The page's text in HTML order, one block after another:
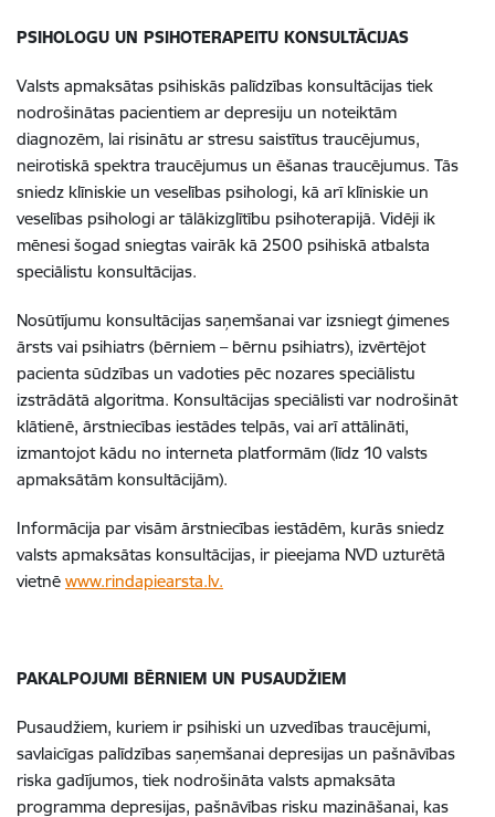
PSIHOLOGU UN PSIHOTERAPEITU KONSULTĀCIJAS
Valsts apmaksātas psihiskās palīdzības konsultācijas tiek
nodrošinātas pacientiem ar depresiju un noteiktām
diagnozēm, lai risinātu ar stresu saistītus traucējumus,
neirotiskā spektra traucējumus un ēšanas traucējumus. Tās
sniedz klīniskie un veselības psihologi, kā arī klīniskie un
veselības psihologi ar tālākizglītību psihoterapijā. Vidēji ik
mēnesi šogad sniegtas vairāk kā 2500 psihiskā atbalsta
speciālistu konsultācijas.
Nosūtījumu konsultācijas saņemšanai var izsniegt ģimenes
ārsts vai psihiatrs (bērniem – bērnu psihiatrs), izvērtējot
pacienta sūdzības un vadoties pēc nozares speciālistu
izstrādātā algoritma. Konsultācijas speciālisti var nodrošināt
klātienē, ārstniecības iestādes telpās, vai arī attālināti,
izmantojot kādu no interneta platformām (līdz 10 valsts
apmaksātām konsultācijām).
Informācija par visām ārstniecības iestādēm, kurās sniedz
valsts apmaksātas konsultācijas, ir pieejama NVD uzturētā
vietnē www.rindapiearsta.lv.
PAKALPOJUMI BĒRNIEM UN PUSAUDŽIEM
Pusaudžiem, kuriem ir psihiski un uzvedības traucējumi,
savlaicīgas palīdzības saņemšanai depresijas un pašnāvības
riska gadījumos, tiek nodrošināta valsts apmaksāta
programma depresijas, pašnāvības risku mazināšanai, kas